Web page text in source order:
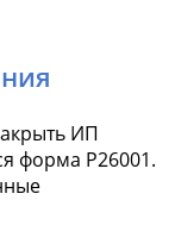
ИП
форма Р26001.